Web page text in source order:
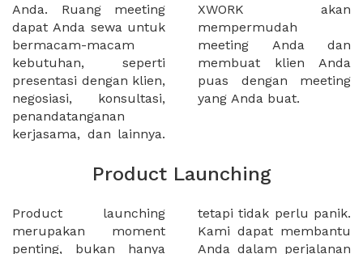
Anda. Ruang meeting
dapat Anda sewa untuk
bermacam-macam
kebutuhan, seperti
presentasi dengan klien,
negosiasi, konsultasi,
penandatanganan
kerjasama, dan lainnya.
XWORK akan
mempermudah
meeting Anda dan
membuat klien Anda
puas dengan meeting
yang Anda buat.
Product Launching
Product launching
merupakan moment
penting, bukan hanya
tetapi tidak perlu panik.
Kami dapat membantu
Anda dalam perjalanan